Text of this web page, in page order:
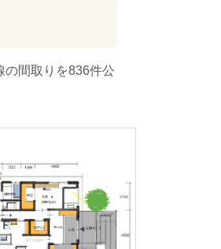
の間取りを836件公